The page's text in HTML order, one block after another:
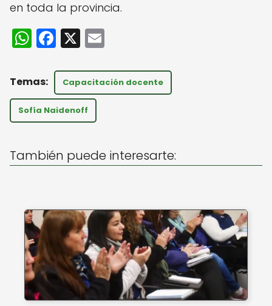
en toda la provincia.
W
h
a
ts
A
p
F
a
c
e
b
o
k
X
ai
l
Capacitación docente
Sofía Naidenoff
También puede interesarte: